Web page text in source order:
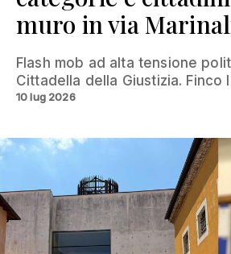
muro in via
Flash mob ad alta tensione
Cittadella della Giustizia. Finco
10 lug 2026